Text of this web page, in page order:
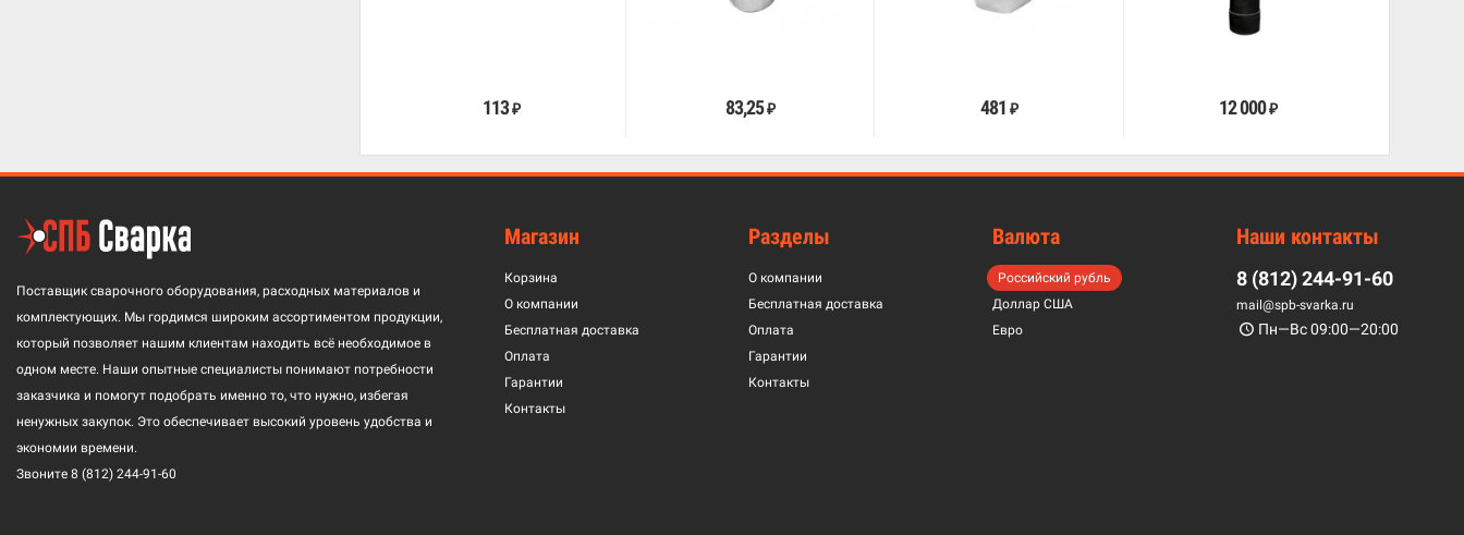
113₽ 83,25₽ 481₽ 12 000₽
Поставщик сварочного оборудования, расходных материалов и
комплектующих. Мы гордимся широким ассортиментом продукции,
который позволяет нашим клиентам находить всё необходимое в
одном месте. Наши опытные специалисты понимают потребности
заказчика и помогут подобрать именно то, что нужно, избегая
ненужных закупок. Это обеспечивает высокий уровень удобства и
экономии времени.
Звоните 8 (812) 244-91-60
Магазин
Корзина
О компании
Бесплатная доставка
Оплата
Гарантии
Контакты
Разделы
О компании
Бесплатная доставка
Оплата
Гарантии
Контакты
Валюта
Российский рубль
Доллар США
Евро
Наши контакты
8 (812) 244-91-60
mail@spb-svarka.ru
Пн—Вс 09:00—20:00